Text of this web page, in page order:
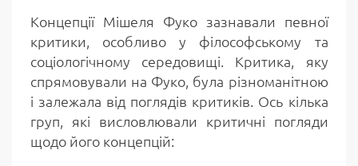
Концепції Мішеля Фуко зазнавали певної
критики, особливо у філософському та
соціологічному середовищі. Критика, яку
спрямовували на Фуко, була різноманітною
і залежала від поглядів критиків. Ось кілька
груп, які висловлювали критичні погляди
щодо його концепцій: